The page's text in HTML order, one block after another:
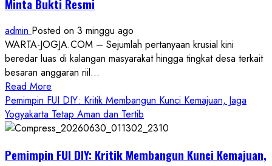
Minta Bukti Resmi
admin Posted on 3 minggu ago
WARTA-JOGJA.COM – Sejumlah pertanyaan krusial kini
beredar luas di kalangan masyarakat hingga tingkat desa terkait
besaran anggaran riil...
Read More
more
about
Anggaran
KDMP
Pemimpin FUI DIY: Kritik Membangun Kunci Kemajuan, Jaga
Yogyakarta Tetap Aman dan Tertib
Pemimpin FUI DIY: Kritik Membangun Kunci Kemajuan,